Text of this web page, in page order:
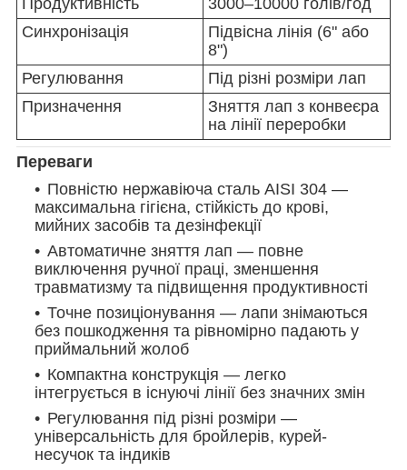
Синхронізація
Підвісна лінія (6" або
8")
Регулювання
Під різні розміри лап
Призначення
Зняття лап з конвеєра
на лінії переробки
Переваги
Повністю нержавіюча сталь AISI 304 —
максимальна гігієна, стійкість до крові,
мийних засобів та дезінфекції
Автоматичне зняття лап — повне
виключення ручної праці, зменшення
травматизму та підвищення продуктивності
Точне позиціонування — лапи знімаються
без пошкодження та рівномірно падають у
приймальний жолоб
Компактна конструкція — легко
інтегрується в існуючі лінії без значних змін
Регулювання під різні розміри —
універсальність для бройлерів, курей-
несучок та індиків